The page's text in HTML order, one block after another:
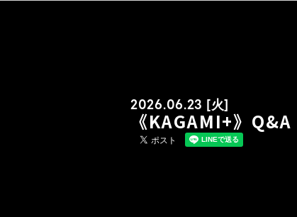
2026.06.23 [火]
《KAGAMI+》Q&A